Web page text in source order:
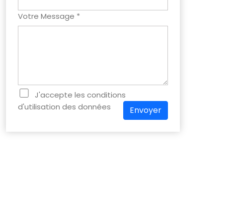
Votre Message *
J'accepte les conditions
d'utilisation des données
Envoyer